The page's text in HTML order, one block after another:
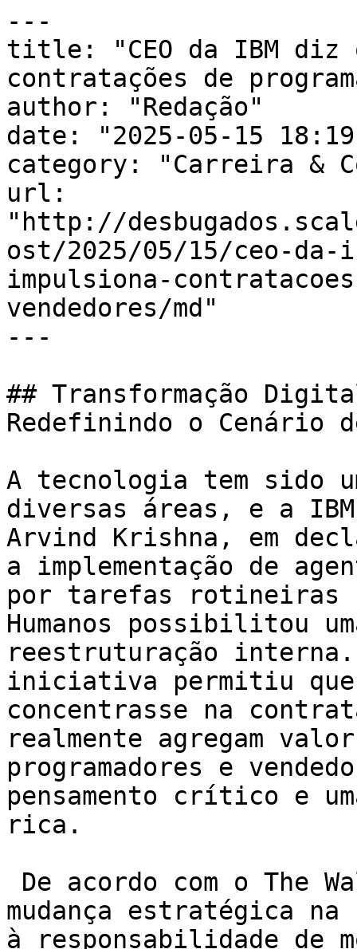
---
title: "CEO da IBM diz
contratações de
author: "Redação"
date: "2025-05-15
category: "Carreira &
url:
"http://
ost/2025/05/15/ceo-da-
impulsiona-
vendedores/md"
---
## Transformação
Redefinindo o Cenário
A tecnologia tem sido
diversas áreas, e a
Arvind Krishna, em
a implementação de
por tarefas rotineiras
Humanos possibilitou
reestruturação interna.
iniciativa permitiu
concentrasse na
realmente agregam
programadores e
pensamento crítico e
rica.
mudança estratégica
à responsabilidade de